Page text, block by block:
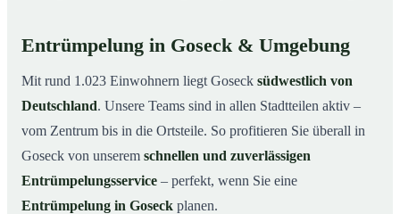
Entrümpelung in Goseck & Umgebung
Mit rund 1.023 Einwohnern liegt Goseck südwestlich von
Deutschland. Unsere Teams sind in allen Stadtteilen aktiv –
vom Zentrum bis in die Ortsteile. So profitieren Sie überall in
Goseck von unserem schnellen und zuverlässigen
Entrümpelungsservice – perfekt, wenn Sie eine
Entrümpelung in Goseck planen.